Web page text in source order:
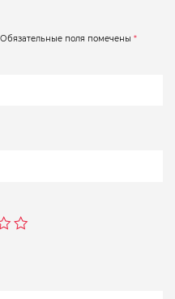
Обязательные поля помечены *